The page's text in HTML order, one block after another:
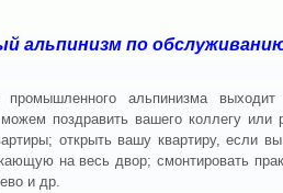
по обслуживанию
промышленного альпинизма
поздравить вашего коллегу
открыть вашу квартиру, если
на весь двор; смонтировать
и др.